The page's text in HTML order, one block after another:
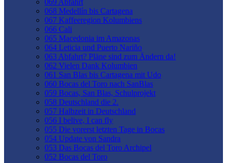
069 Abfahrt
068 Medellín bis Cartagena
067 Kaffeeregion Kolumbiens
066 Cali
065 Macedonia im Amazonas
064 Leticia und Puerto Nariño
063 Abfahrt? Pläne sind zum Ändern da!
062 Vielen Dank Kolumbien
061 San Blas bis Cartagena mit Udo
060 Bocas del Toro nach SanBlas
059 Bocas, San Blas, Schulprojekt
058 Deutschland die 2.
057 Halbzeit in Deutschland
056 I belive, I can fly
055 Die vorerst letzten Tage in Bocas
054 Update von Sandra
053 Das Bocas del Toro Archipel
052 Bocas del Toro